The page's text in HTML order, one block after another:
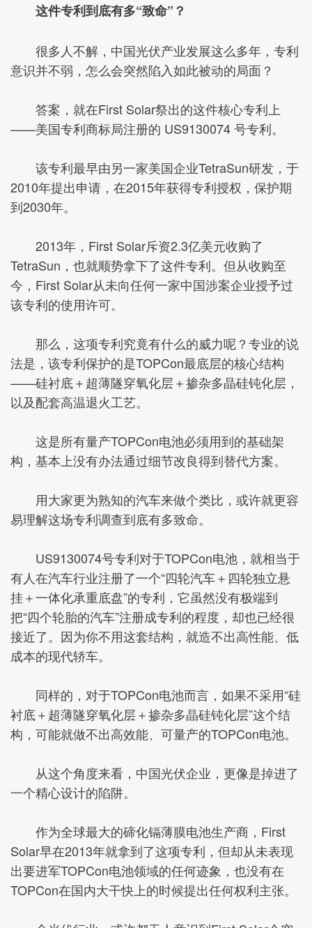
这件专利到底有多“致命”？
很多人不解，中国光伏产业发展这么多年，专利
意识并不弱，怎么会突然陷入如此被动的局面？
答案，就在First Solar祭出的这件核心专利上
——美国专利商标局注册的 US9130074 号专利。
该专利最早由另一家美国企业TetraSun研发，于
2010年提出申请，在2015年获得专利授权，保护期
到2030年。
2013年，First Solar斥资2.3亿美元收购了
TetraSun，也就顺势拿下了这件专利。但从收购至
今，First Solar从未向任何一家中国涉案企业授予过
该专利的使用许可。
那么，这项专利究竟有什么的威力呢？专业的说
法是，该专利保护的是TOPCon最底层的核心结构
——硅衬底＋超薄隧穿氧化层＋掺杂多晶硅钝化层，
以及配套高温退火工艺。
这是所有量产TOPCon电池必须用到的基础架
构，基本上没有办法通过细节改良得到替代方案。
用大家更为熟知的汽车来做个类比，或许就更容
易理解这场专利调查到底有多致命。
US9130074号专利对于TOPCon电池，就相当于
有人在汽车行业注册了一个“四轮汽车＋四轮独立悬
挂＋一体化承重底盘”的专利，它虽然没有极端到
把“四个轮胎的汽车”注册成专利的程度，却也已经很
接近了。因为你不用这套结构，就造不出高性能、低
成本的现代轿车。
同样的，对于TOPCon电池而言，如果不采用“硅
衬底＋超薄隧穿氧化层＋掺杂多晶硅钝化层”这个结
构，可能就做不出高效能、可量产的TOPCon电池。
从这个角度来看，中国光伏企业，更像是掉进了
一个精心设计的陷阱。
作为全球最大的碲化镉薄膜电池生产商，First
Solar早在2013年就拿到了这项专利，但却从未表现
出要进军TOPCon电池领域的任何迹象，也没有在
TOPCon在国内大干快上的时候提出任何权利主张。